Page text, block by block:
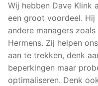
Wij hebben Dave Klink
een groot voordeel.
andere managers
Hermens. Zij helpen
aan te trekken, denk
beperkingen maar
optimaliseren. Denk